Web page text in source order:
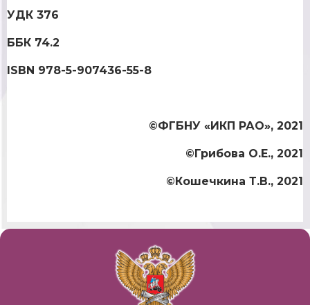
УДК 376
ББК 74.2
ISBN 978-5-907436-55-8
©ФГБНУ «ИКП РАО», 2021
©Грибова О.Е., 2021
©Кошечкина Т.В., 2021